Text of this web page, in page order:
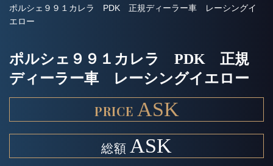
ポルシェ９９１カレラ PDK 正規ディーラー車 レーシングイ
エロー
ポルシェ９９１カレラ PDK 正規
ディーラー車 レーシングイエロー
ASK
ASK